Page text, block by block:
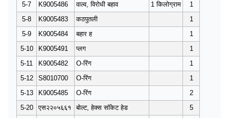
5-7
K9005486 वाल्व, विरोधी बहाव 1 किलोग्राम
1
5-8
K9005483 कठपुतली
1
5-9
K9005484 बहार ह
1
5-10
K9005491 प्लग
1
5-11
K9005482 O-रिंग
1
5-12
S8010700 O-रिंग
1
5-13
K9005485 O-रिंग
2
5-20
एस२२०५६६१ बोल्ट, हेक्स सॉकेट हेड
5